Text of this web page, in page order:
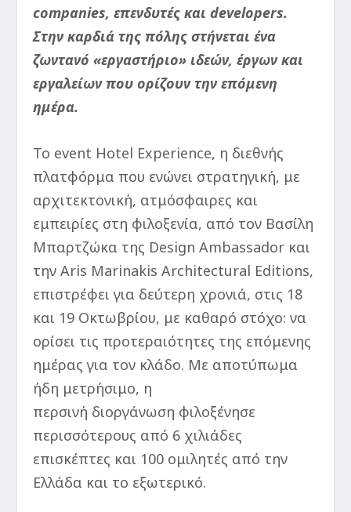
companies, επενδυτές και developers.
Στην καρδιά της πόλης στήνεται ένα
ζωντανό «εργαστήριο» ιδεών, έργων και
εργαλείων που ορίζουν την επόμενη
ημέρα.
Το event Hotel Experience, η διεθνής
πλατφόρμα που ενώνει στρατηγική, με
αρχιτεκτονική, ατμόσφαιρες και
εμπειρίες στη φιλοξενία, από τον Βασίλη
Μπαρτζώκα της Design Ambassador και
την Aris Marinakis Architectural Editions,
επιστρέφει για δεύτερη χρονιά, στις 18
και 19 Οκτωβρίου, με καθαρό στόχο: να
ορίσει τις προτεραιότητες της επόμενης
ημέρας για τον κλάδο. Με αποτύπωμα
ήδη μετρήσιμο, η
περσινή διοργάνωση φιλοξένησε
περισσότερους από 6 χιλιάδες
επισκέπτες και 100 ομιλητές από την
Ελλάδα και το εξωτερικό.